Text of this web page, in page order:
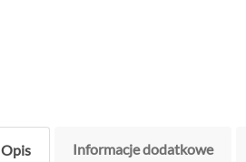
Opis Informacje dodatkowe